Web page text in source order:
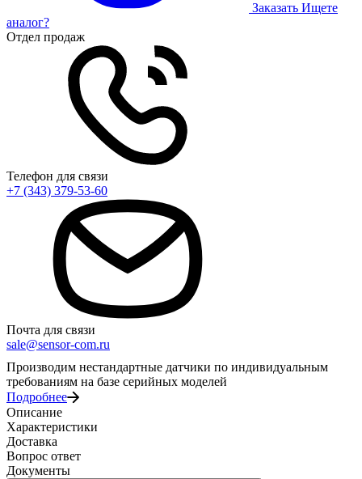
Заказать Ищете
аналог?
Отдел продаж
Телефон для связи
+7 (343) 379-53-60
Почта для связи
sale@sensor-com.ru
Производим нестандартные датчики по индивидуальным
требованиям на базе серийных моделей
Подробнее
Описание
Характеристики
Доставка
Вопрос ответ
Документы